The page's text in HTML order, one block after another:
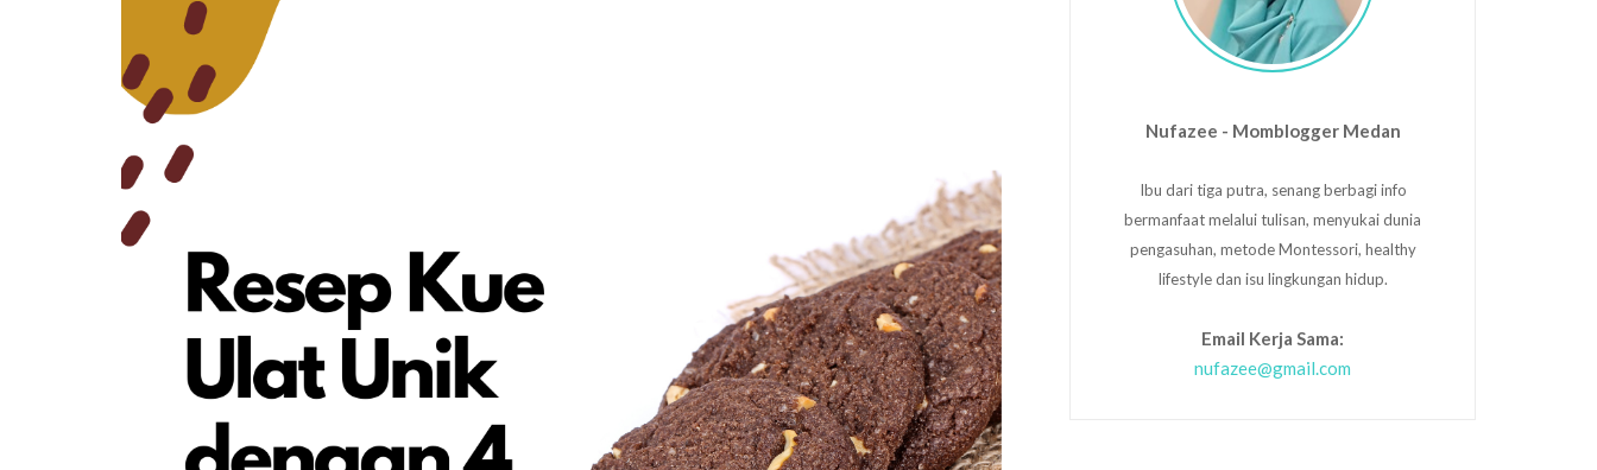
Nufazee - Momblogger Medan
Ibu dari tiga putra, senang berbagi info
bermanfaat melalui tulisan, menyukai dunia
pengasuhan, metode Montessori, healthy
lifestyle dan isu lingkungan hidup.
Email Kerja Sama:
nufazee@gmail.com